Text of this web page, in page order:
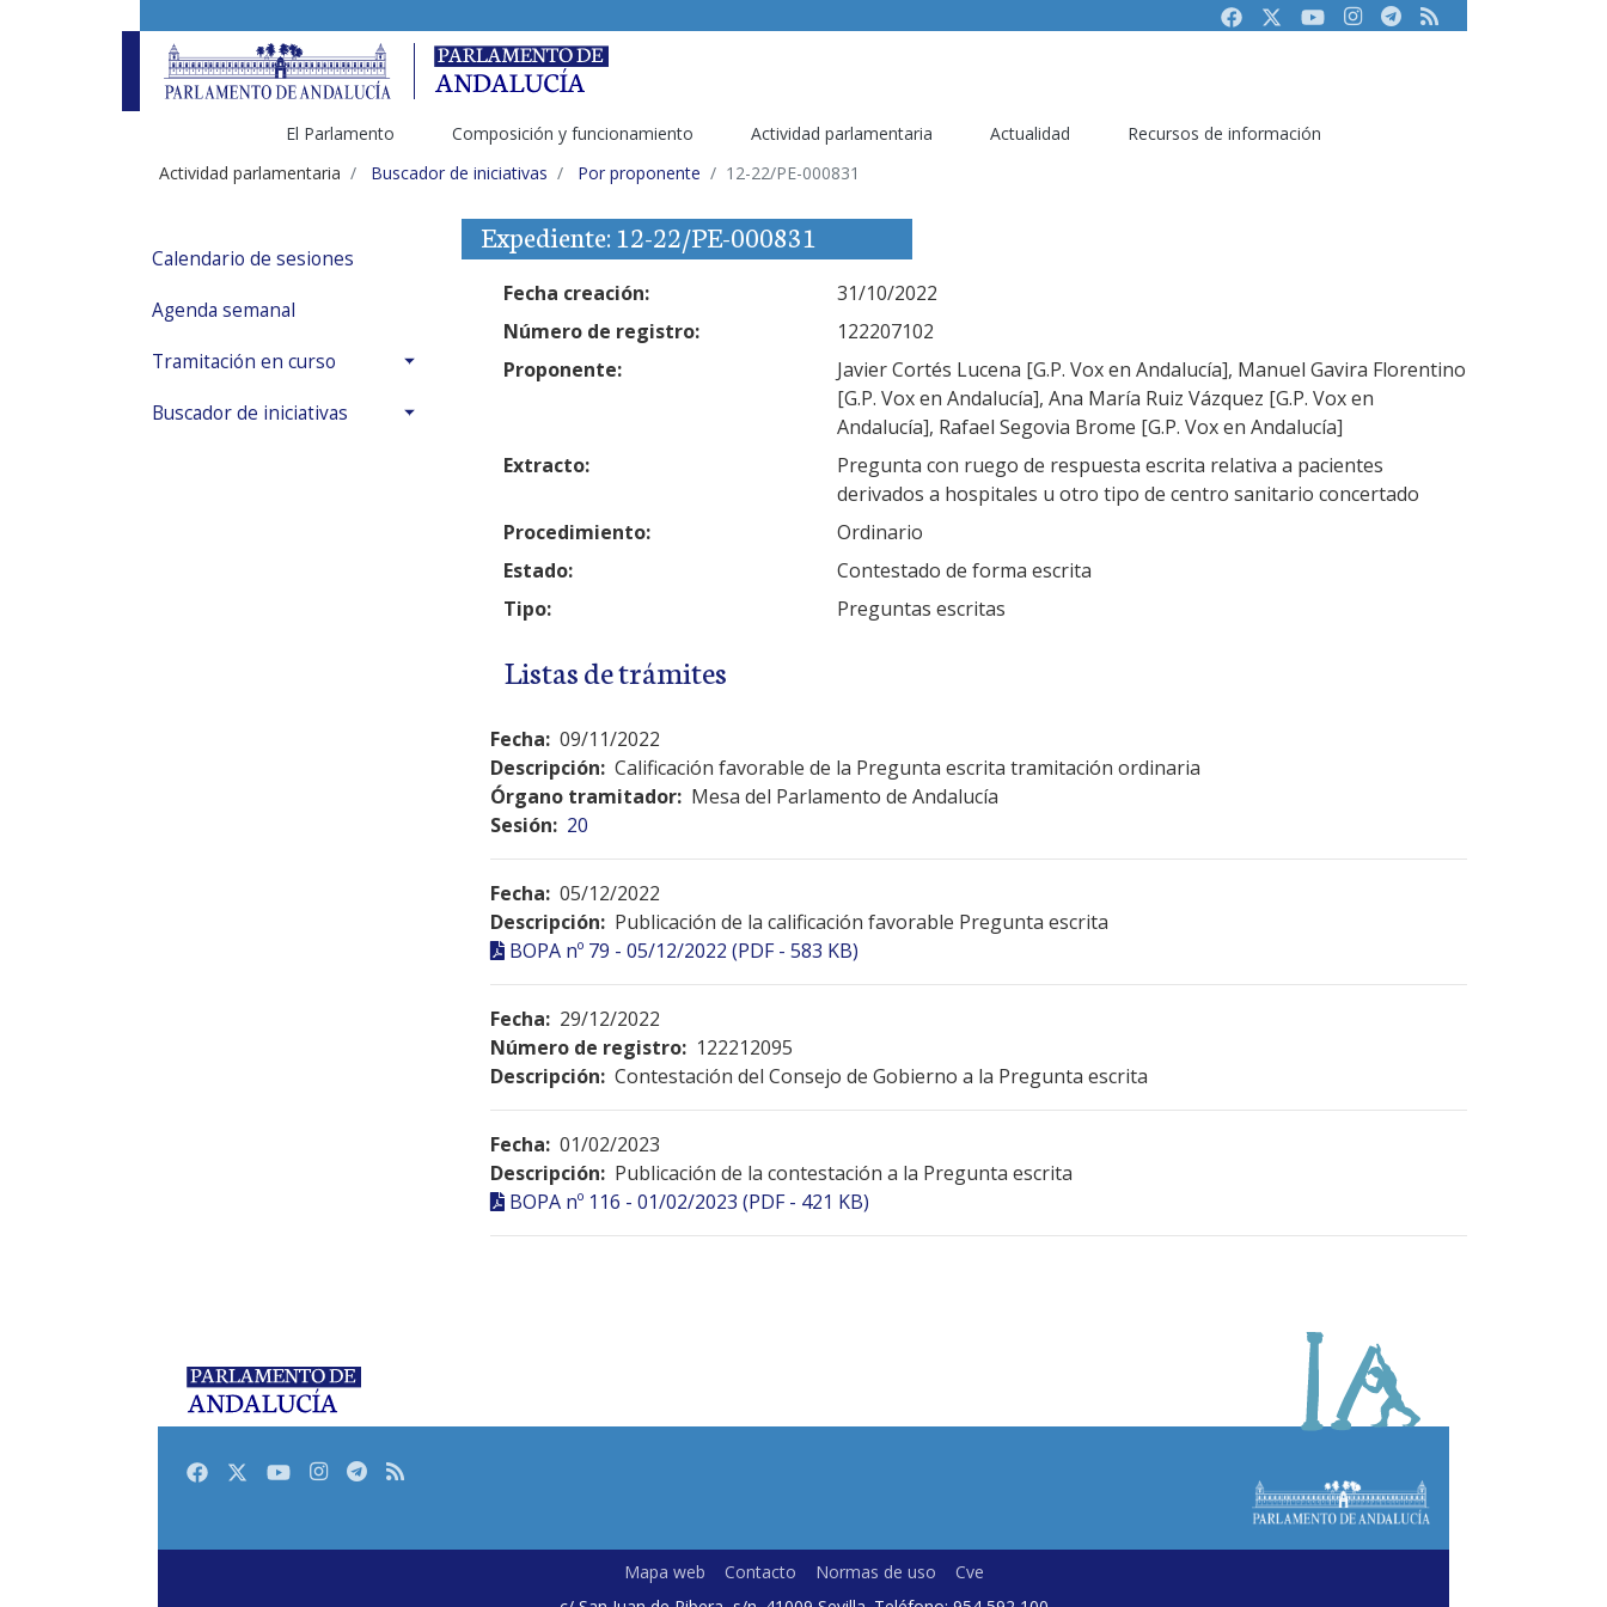
FacebookTwitterYoutubeInstagram
Telegram
RSS
El Parlamento Composición y funcionamiento Actividad parlamentaria Actualidad
Recursos de información
Actividad parlamentaria
Buscador de iniciativas Por proponente 12-22/PE-000831
Calendario de sesiones
Agenda semanal
Tramitación en curso
Buscador de iniciativas
Expediente: 12-22/PE-000831
Fecha creación:
31/10/2022
Número de registro:
122207102
Proponente:
Javier Cortés Lucena [G.P. Vox en Andalucía], Manuel Gavira Florentino
[G.P. Vox en Andalucía], Ana María Ruiz Vázquez [G.P. Vox en
Andalucía], Rafael Segovia Brome [G.P. Vox en Andalucía]
Extracto:
Pregunta con ruego de respuesta escrita relativa a pacientes
derivados a hospitales u otro tipo de centro sanitario concertado
Procedimiento:
Ordinario
Estado:
Contestado de forma escrita
Tipo:
Preguntas escritas
Listas de trámites
Fecha: 09/11/2022
Descripción: Calificación favorable de la Pregunta escrita tramitación ordinaria
Órgano tramitador: Mesa del Parlamento de Andalucía
Sesión: 20
Fecha: 05/12/2022
Descripción: Publicación de la calificación favorable Pregunta escrita
BOPA nº 79 - 05/12/2022 (PDF - 583 KB)
Fecha: 29/12/2022
Número de registro: 122212095
Descripción: Contestación del Consejo de Gobierno a la Pregunta escrita
Fecha: 01/02/2023
Descripción: Publicación de la contestación a la Pregunta escrita
BOPA nº 116 - 01/02/2023 (PDF - 421 KB)
FacebookTwitterYoutubeInstagram
Telegram
RSS
Mapa web Contacto Normas de uso
Cve